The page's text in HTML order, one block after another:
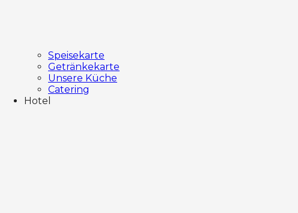
Speisekarte
Getränkekarte
Unsere Küche
Catering
Hotel